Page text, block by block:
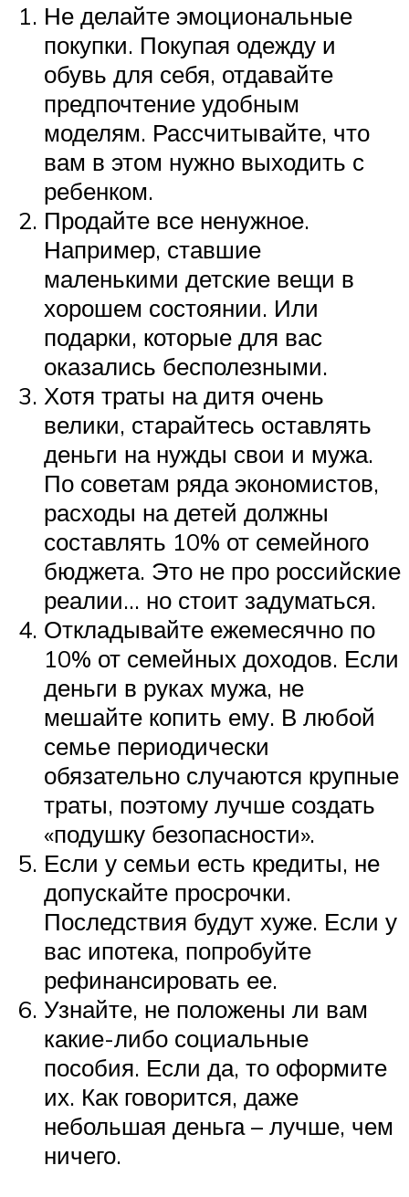
Не делайте эмоциональные
покупки. Покупая одежду и
обувь для себя, отдавайте
предпочтение удобным
моделям. Рассчитывайте, что
вам в этом нужно выходить с
ребенком.
Продайте все ненужное.
Например, ставшие
маленькими детские вещи в
хорошем состоянии. Или
подарки, которые для вас
оказались бесполезными.
Хотя траты на дитя очень
велики, старайтесь оставлять
деньги на нужды свои и мужа.
По советам ряда экономистов,
расходы на детей должны
составлять 10% от семейного
бюджета. Это не про российские
реалии… но стоит задуматься.
Откладывайте ежемесячно по
10% от семейных доходов. Если
деньги в руках мужа, не
мешайте копить ему. В любой
семье периодически
обязательно случаются крупные
траты, поэтому лучше создать
«подушку безопасности».
Если у семьи есть кредиты, не
допускайте просрочки.
Последствия будут хуже. Если у
вас ипотека, попробуйте
рефинансировать ее.
Узнайте, не положены ли вам
какие-либо социальные
пособия. Если да, то оформите
их. Как говорится, даже
небольшая деньга – лучше, чем
ничего.